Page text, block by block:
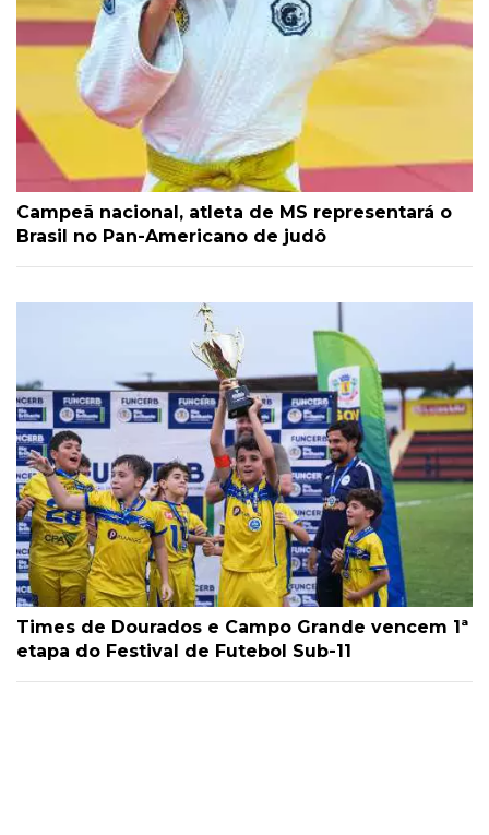
Campeã nacional, atleta de MS representará o
Brasil no Pan-Americano de judô
Times de Dourados e Campo Grande vencem 1ª
etapa do Festival de Futebol Sub-11